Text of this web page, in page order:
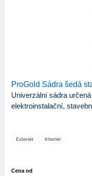
ProGold Sádra šedá
Univerzální sádra
elektroinstalační,
Cena od